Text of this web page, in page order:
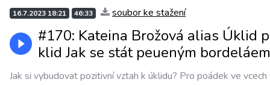
16.7.2023 18:21 46:33 soubor ke stažení
#170: Kateina Brožová alias Úklid
klid Jak se stát peueným
Jak si vybudovat pozitivní vztah k úklidu? Pro poádek ve